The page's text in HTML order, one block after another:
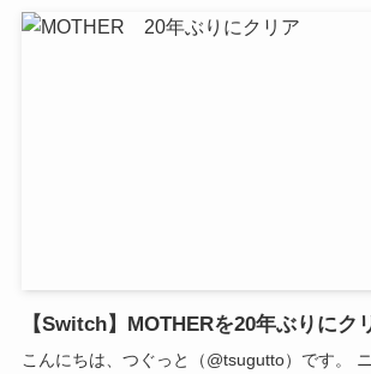
【Switch】MOTHERを20年ぶりにク
こんにちは、つぐっと（@tsugutto）です。